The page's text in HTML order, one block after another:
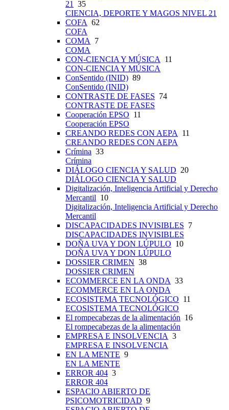
21
35
CIENCIA, DEPORTE Y MAGOS NIVEL 21
COFA 62
COFA
COMA
7
COMA
CON-CIENCIA Y MÚSICA
11
CON-CIENCIA Y MÚSICA
ConSentido (INID) 89
ConSentido (INID)
CONTRASTE DE FASES 74
CONTRASTE DE FASES
Cooperación EPSO 11
Cooperación EPSO
CREANDO REDES CON AEPA
11
CREANDO REDES CON AEPA
Crímina 33
Crímina
DIÁLOGO CIENCIA Y SALUD 20
DIÁLOGO CIENCIA Y SALUD
Digitalización, Inteligencia Artificial y Derecho
Mercantil 10
Digitalización, Inteligencia Artificial y Derecho
Mercantil
DISCAPACIDADES INVISIBLES 7
DISCAPACIDADES INVISIBLES
DOÑA UVA Y DON LÚPULO 10
DOÑA UVA Y DON LÚPULO
DOSSIER CRIMEN 38
DOSSIER CRIMEN
ECOMMERCE EN LA ONDA 33
ECOMMERCE EN LA ONDA
ECOSISTEMA TECNOLÓGICO 11
ECOSISTEMA TECNOLÓGICO
El rompecabezas de la alimentación 16
El rompecabezas de la alimentación
EMPRESA E INSOLVENCIA 3
EMPRESA E INSOLVENCIA
EN LA MENTE 9
EN LA MENTE
ERROR 404 3
ERROR 404
ESPACIO ABIERTO DE
PSICOMOTRICIDAD 9